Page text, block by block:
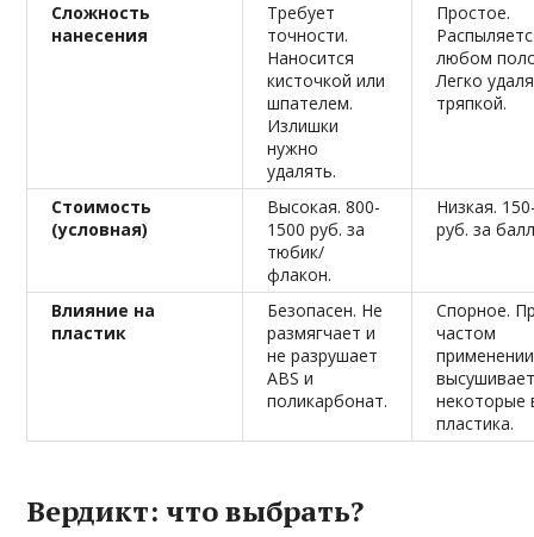
Сложность
нанесения
Требует
точности.
Наносится
кисточкой или
шпателем.
Излишки
нужно
удалять.
Простое.
любом
Легко
тряпкой.
Стоимость
(условная)
Высокая. 800-
1500 руб. за
тюбик/
флакон.
Низкая.
руб. за
Влияние на
пластик
Безопасен. Не
размягчает и
не разрушает
ABS и
поликарбонат.
Спорное.
частом
применении
некоторые
пластика.
Вердикт: что выбрать?